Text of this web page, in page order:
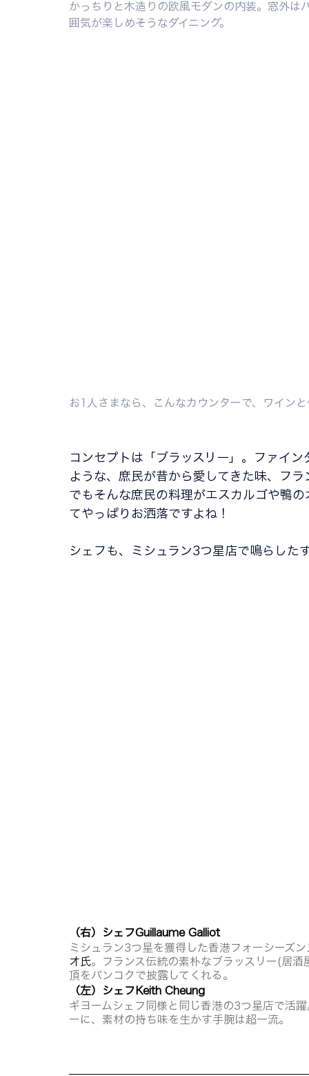
かっちりと木造りの欧風モダンの内装。窓外は
囲気が楽しめそうなダイニング。
お1人さまなら、こんなカウンターで、ワイン
コンセプトは「ブラッスリー」。ファイ
ような、庶民が昔から愛してきた味、フラ
でもそんな庶民の料理がエスカルゴや鴨
てやっぱりお洒落ですよね！
シェフも、ミシュラン3つ星店で鳴らした
（右）シェフGuillaume Galliot
ミシュラン3つ星を獲得した香港フォーシーズ
オ氏。フランス伝統の素朴なブラッスリー(居
頂をバンコクで披露してくれる。
（左）シェフKeith Cheung
ギヨームシェフ同様と同じ香港の3つ星店で活
ーに、素材の持ち味を生かす手腕は超一流。